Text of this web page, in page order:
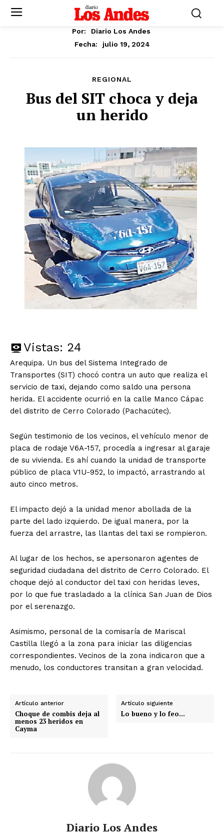
Por:
Diario Los Andes
Fecha:
julio 19, 2024
REGIONAL
Bus del SIT choca y deja
un herido
Vistas: 24
Arequipa. Un bus del Sistema Integrado de
Transportes (SIT) chocó contra un auto que realiza el
servicio de taxi, dejando como saldo una persona
herida. El accidente ocurrió en la calle Manco Cápac
del distrito de Cerro Colorado (Pachacútec).
Según testimonio de los vecinos, el vehículo menor de
placa de rodaje V6A-157, procedía a ingresar al garaje
de su vivienda. Es ahí cuando la unidad de transporte
público de placa V1U-952, lo impactó, arrastrando al
auto cinco metros.
El impacto dejó a la unidad menor abollada de la
parte del lado izquierdo. De igual manera, por la
fuerza del arrastre, las llantas del taxi se rompieron.
Al lugar de los hechos, se apersonaron agentes de
seguridad ciudadana del distrito de Cerro Colorado. El
choque dejó al conductor del taxi con heridas leves,
por lo que fue trasladado a la clínica San Juan de Dios
por el serenazgo.
Asimismo, personal de la comisaría de Mariscal
Castilla llegó a la zona para iniciar las diligencias
correspondientes. Vecinos de la zona indicaron que a
menudo, los conductores transitan a gran velocidad.
Artículo anterior
Choque de combis deja al
menos 23 heridos en
Cayma
Artículo siguiente
Lo bueno y lo feo…
Diario Los Andes